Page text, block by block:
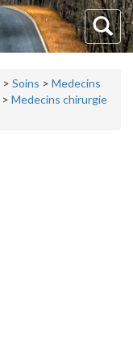
> Soins > Medecins
> Medecins chirurgie